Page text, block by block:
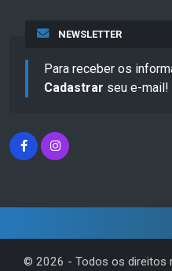
NEWSLETTER
Para receber os
Cadastrar seu e-mail!
© 2026 - Todos os direitos